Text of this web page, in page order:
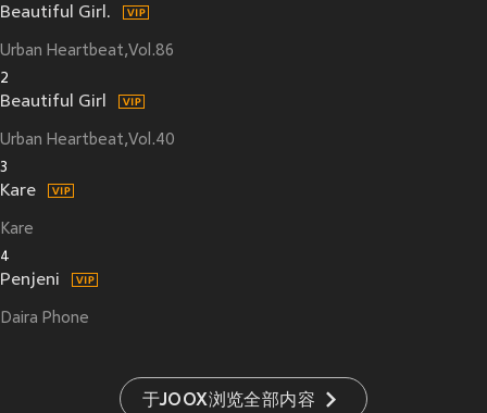
Beautiful Girl.
Urban Heartbeat,Vol.86
2
Beautiful Girl
Urban Heartbeat,Vol.40
3
Kare
Kare
4
Penjeni
Daira Phone
于JOOX浏览全部内容